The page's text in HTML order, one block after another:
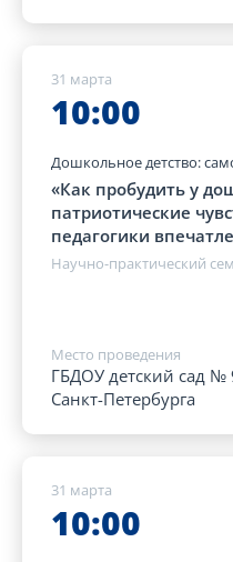
31 марта
10:00
Дошкольное детство:
«Как пробудить у
патриотические
педагогики
Научно-практический
Место проведения
ГБДОУ детский сад №
Санкт-Петербурга
31 марта
10:00